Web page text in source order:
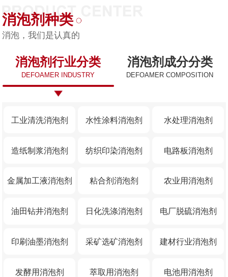
消泡剂种类
消泡，我们是认真的
消泡剂行业分类
DEFOAMER INDUSTRY
工业清洗消泡剂 水性涂料消泡剂 水处理消泡剂
造纸制浆消泡剂 纺织印染消泡剂 电路板消泡剂
金属加工液消泡剂 粘合剂消泡剂 农业用消泡剂
油田钻井消泡剂 日化洗涤消泡剂 电厂脱硫消泡剂
印刷油墨消泡剂 采矿选矿消泡剂 建材行业消泡剂
发酵用消泡剂 萃取用消泡剂 电池用消泡剂
消泡剂成分分类
DEFOAMER COMPOSITION